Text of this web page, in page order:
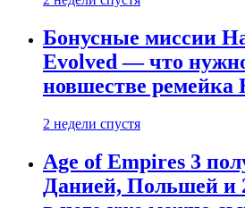
Бонусные миссии
Evolved — что
новшестве ремейка
2 недели спустя
Age of Empires 3
Данией, Польшей и